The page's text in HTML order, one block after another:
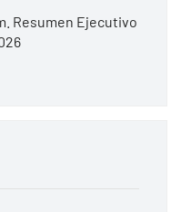
Resumen Ejecutivo